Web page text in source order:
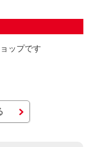
ップです